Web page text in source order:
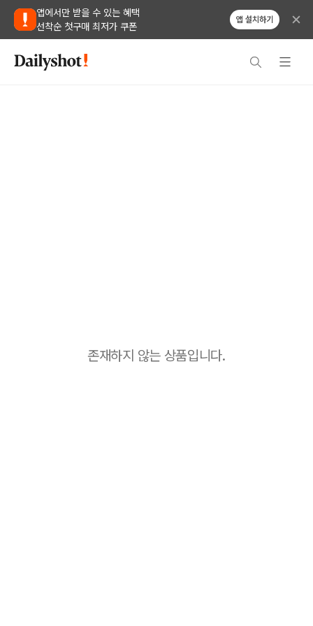
앱에서만 받을 수 있는 혜택
선착순 첫구매 최저가 쿠폰
앱 설치하기
존재하지 않는 상품입니다.